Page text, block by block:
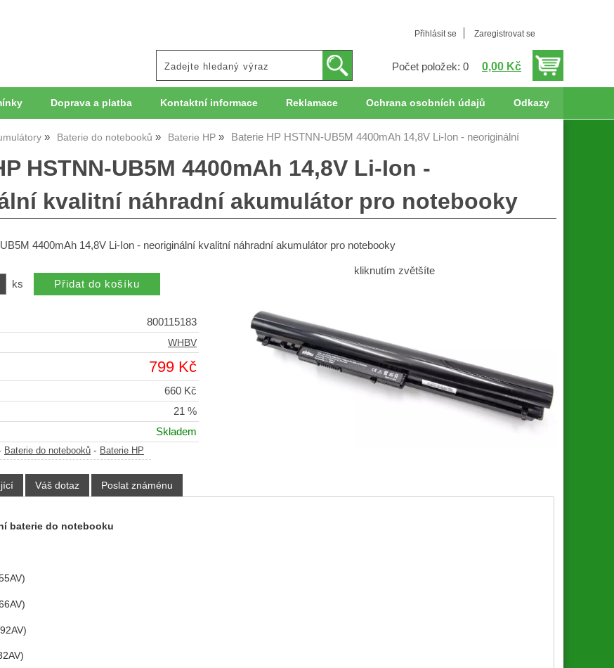
Přihlásit se Zaregistrovat se
Počet položek: 0 0,00 Kč
Doprava a platba Kontaktní informace Reklamace Ochrana osobních údajů Odkazy
Baterie do notebooků Baterie HP Baterie HP HSTNN-UB5M 4400mAh 14,8V Li-Ion - neoriginální
HSTNN-UB5M 4400mAh 14,8V Li-Ion -
kvalitní náhradní akumulátor pro notebooky
4400mAh 14,8V Li-Ion - neoriginální kvalitní náhradní akumulátor pro notebooky
kliknutím zvětšíte
ks
800115183
WHBV
799 Kč
660 Kč
21 %
Skladem
Baterie do notebooků - Baterie HP
Váš dotaz Poslat známénu
baterie do notebooku